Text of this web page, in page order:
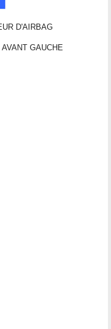
D'AIRBAG
GAUCHE